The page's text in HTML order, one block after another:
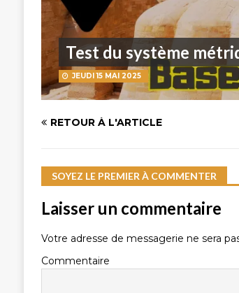
Test du système
JEUDI 15 MAI 2025
RETOUR À L'ARTICLE
SOYEZ LE PREMIER À COMMENTER
Laisser un commentaire
Votre adresse de messagerie ne sera
Commentaire